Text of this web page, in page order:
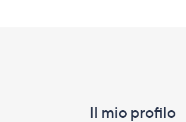
Il mio profilo​